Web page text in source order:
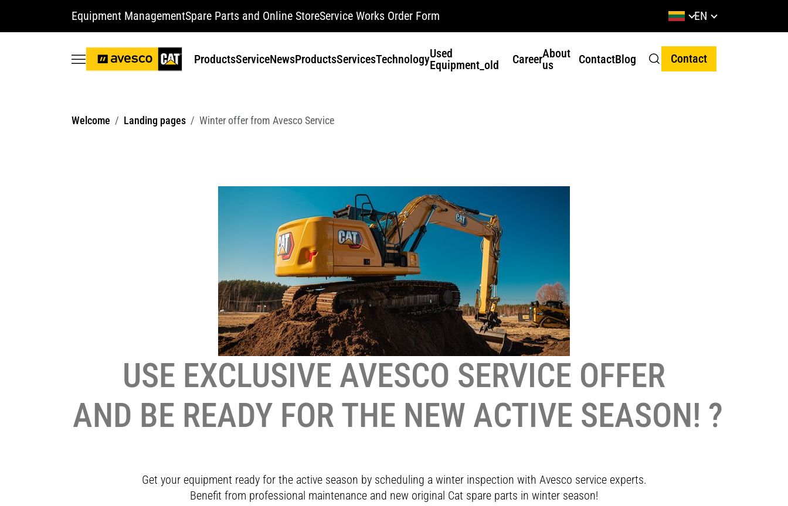
Equipment ManagementSpare Parts and Online StoreService Works Order Form EN
ProductsServiceNewsProductsServicesTechnologyUsed
Equipment_old
CareerAbout
us
ContactBlog Contact
Welcome Landing pages Winter offer from Avesco Service
USE EXCLUSIVE AVESCO SERVICE OFFER
AND BE READY FOR THE NEW ACTIVE SEASON! ?️
Get your equipment ready for the active season by scheduling a winter inspection with Avesco service experts.
Benefit from professional maintenance and new original Cat spare parts in winter season!